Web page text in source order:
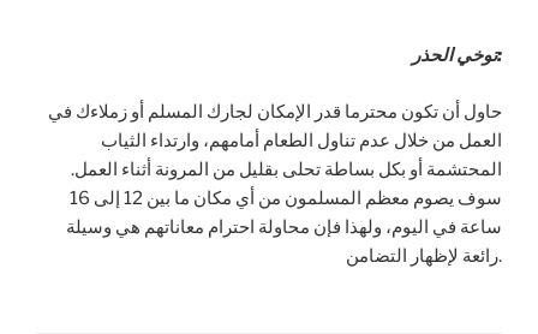
توخي الحذر:
حاول أن تكون محترما قدر الإمكان لجارك المسلم أو زملاءك في
العمل من خلال عدم تناول الطعام أمامهم، وارتداء الثياب
المحتشمة أو بكل بساطة تحلى بقليل من المرونة أثناء العمل.
سوف يصوم معظم المسلمون من أي مكان ما بين 12 إلى 16
ساعة في اليوم، ولهذا فإن محاولة احترام معاناتهم هي وسيلة
رائعة لإظهار التضامن.